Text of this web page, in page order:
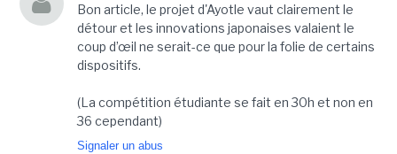
Bon article, le projet d'Ayotle vaut clairement le
détour et les innovations japonaises valaient le
coup d’œil ne serait-ce que pour la folie de certains
dispositifs.
(La compétition étudiante se fait en 30h et non en
36 cependant)
Signaler un abus